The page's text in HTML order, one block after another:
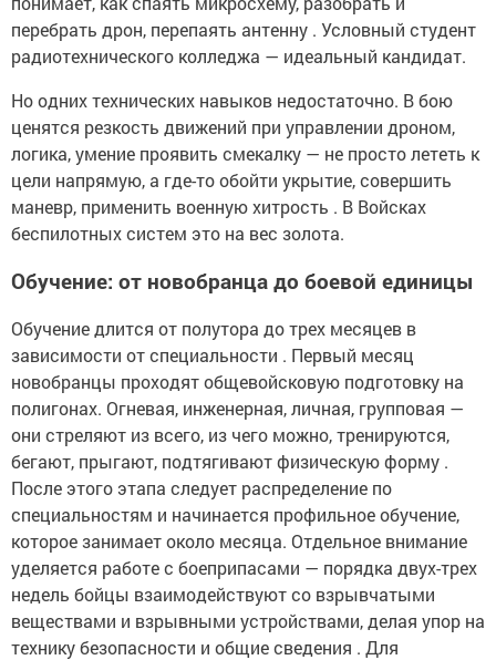
перебрать дрон, перепаять антенну . Условный студент
радиотехнического колледжа — идеальный кандидат.
Но одних технических навыков недостаточно. В бою
ценятся резкость движений при управлении дроном,
логика, умение проявить смекалку — не просто лететь к
цели напрямую, а где-то обойти укрытие, совершить
маневр, применить военную хитрость . В Войсках
беспилотных систем это на вес золота.
Обучение: от новобранца до боевой единицы
Обучение длится от полутора до трех месяцев в
зависимости от специальности . Первый месяц
новобранцы проходят общевойсковую подготовку на
полигонах. Огневая, инженерная, личная, групповая —
они стреляют из всего, из чего можно, тренируются,
бегают, прыгают, подтягивают физическую форму .
После этого этапа следует распределение по
специальностям и начинается профильное обучение,
которое занимает около месяца. Отдельное внимание
уделяется работе с боеприпасами — порядка двух-трех
недель бойцы взаимодействуют со взрывчатыми
веществами и взрывными устройствами, делая упор на
технику безопасности и общие сведения . Для